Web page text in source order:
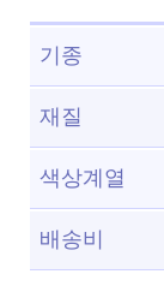
기종
재질
색상계열
배송비